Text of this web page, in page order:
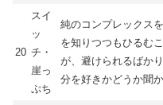
20
スイ
ッ
チ・
崖っ
ぷち
純のコンプレックス
を知りつつもひるむ
が、避けられるばか
分を好きかどうか聞